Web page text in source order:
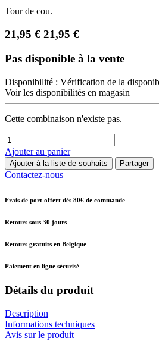
Tour de cou.
21,95 € 21,95€
Pas disponible à la vente
Disponibilité : Vérification de la
Voir les disponibilités en magasin
Cette combinaison n'existe pas.
Ajouter au panier
Ajouter à la liste de souhaits Partager
Contactez-nous
Frais de port offert dès 80€ de commande
Retours sous 30 jours
Retours gratuits en Belgique
Paiement en ligne sécurisé
Détails du produit
Description
Informations techniques
Avis sur le produit